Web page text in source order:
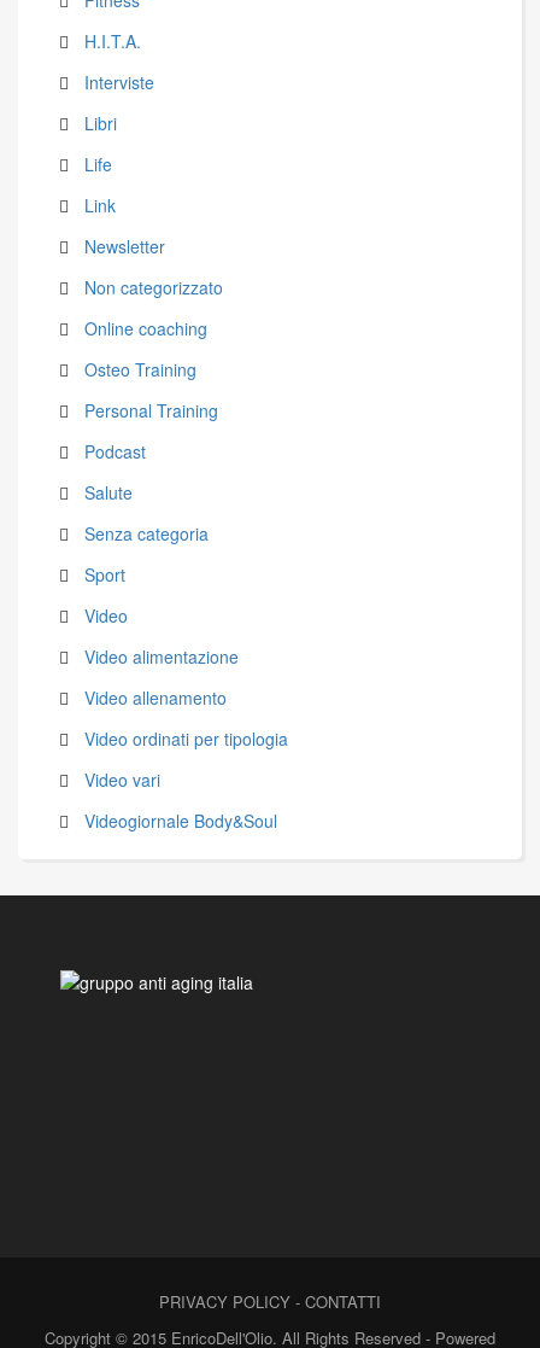
H.I.T.A.
Interviste
Libri
Life
Link
Newsletter
Non categorizzato
Online coaching
Osteo Training
Personal Training
Podcast
Salute
Senza categoria
Sport
Video
Video alimentazione
Video allenamento
Video ordinati per tipologia
Video vari
Videogiornale Body&Soul
PRIVACY POLICY - CONTATTI
Copyright © 2015 EnricoDell'Olio. All Rights Reserved - Powered